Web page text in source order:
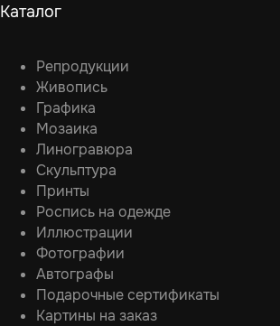
Каталог
Репродукции
Живопись
Графика
Мозаика
Линогравюра
Скульптура
Принты
Роспись на одежде
Иллюстрации
Фотографии
Автографы
Подарочные сертификаты
Картины на заказ